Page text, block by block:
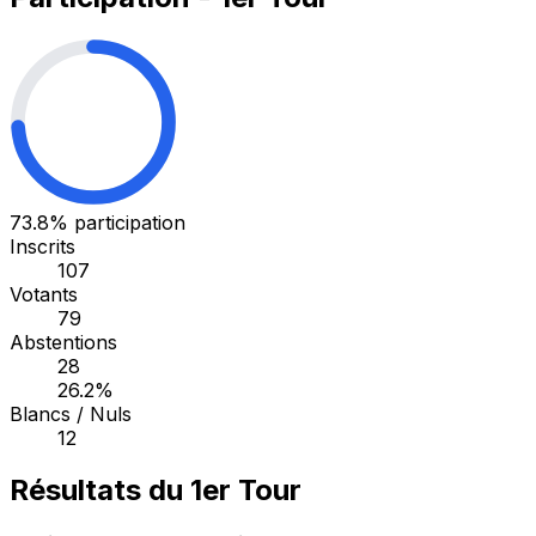
73.8% participation
Inscrits
107
Votants
79
Abstentions
28
26.2%
Blancs / Nuls
12
Résultats du 1er Tour